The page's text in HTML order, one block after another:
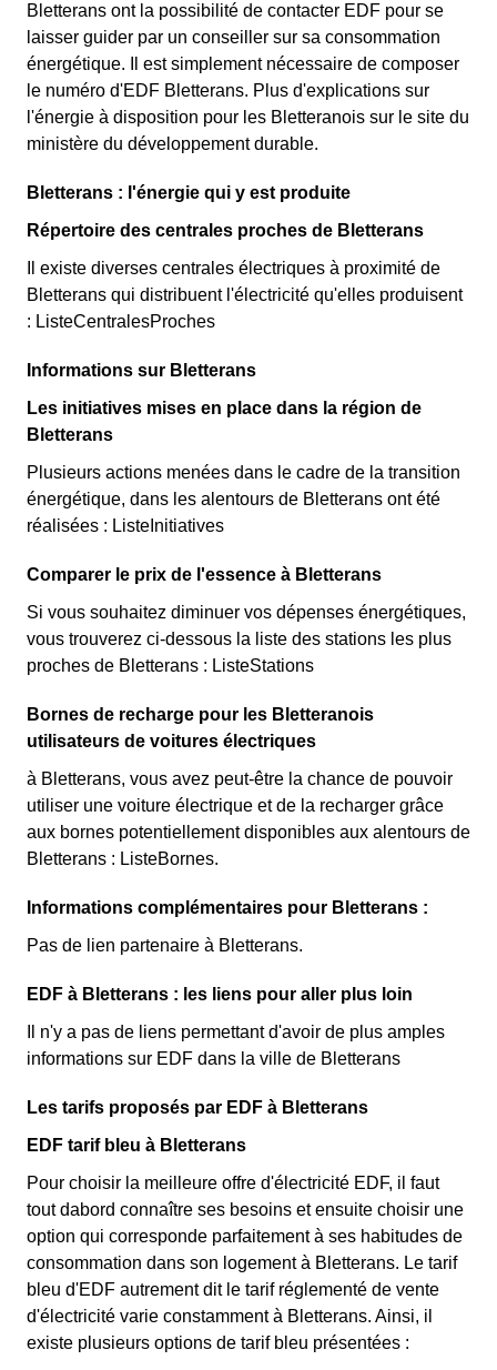
Bletterans ont la possibilité de contacter EDF pour se
laisser guider par un conseiller sur sa consommation
énergétique. Il est simplement nécessaire de composer
le numéro d'EDF Bletterans. Plus d'explications sur
l'énergie à disposition pour les Bletteranois sur le site du
ministère du développement durable.
Bletterans : l'énergie qui y est produite
Répertoire des centrales proches de Bletterans
Il existe diverses centrales électriques à proximité de
Bletterans qui distribuent l'électricité qu'elles produisent
: ListeCentralesProches
Informations sur Bletterans
Les initiatives mises en place dans la région de
Bletterans
Plusieurs actions menées dans le cadre de la transition
énergétique, dans les alentours de Bletterans ont été
réalisées : ListeInitiatives
Comparer le prix de l'essence à Bletterans
Si vous souhaitez diminuer vos dépenses énergétiques,
vous trouverez ci-dessous la liste des stations les plus
proches de Bletterans : ListeStations
Bornes de recharge pour les Bletteranois
utilisateurs de voitures électriques
à Bletterans, vous avez peut-être la chance de pouvoir
utiliser une voiture électrique et de la recharger grâce
aux bornes potentiellement disponibles aux alentours de
Bletterans : ListeBornes.
Informations complémentaires pour Bletterans :
Pas de lien partenaire à Bletterans.
EDF à Bletterans : les liens pour aller plus loin
Il n'y a pas de liens permettant d'avoir de plus amples
informations sur EDF dans la ville de Bletterans
Les tarifs proposés par EDF à Bletterans
EDF tarif bleu à Bletterans
Pour choisir la meilleure offre d'électricité EDF, il faut
tout dabord connaître ses besoins et ensuite choisir une
option qui corresponde parfaitement à ses habitudes de
consommation dans son logement à Bletterans. Le tarif
bleu d'EDF autrement dit le tarif réglementé de vente
d'électricité varie constamment à Bletterans. Ainsi, il
existe plusieurs options de tarif bleu présentées :